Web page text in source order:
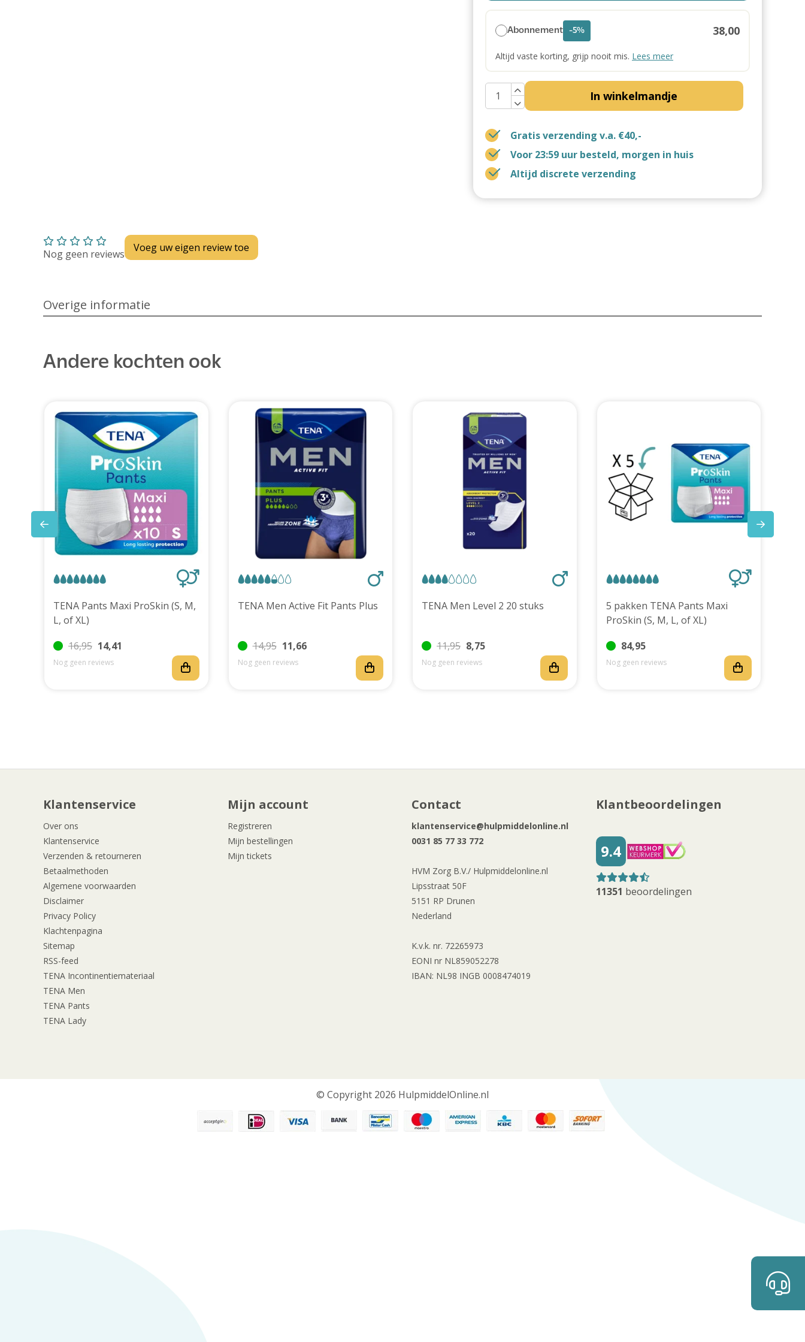
Abonnement -5% 38,00
Altijd vaste korting, grijp nooit mis. Lees meer
In winkelmandje
Gratis verzending v.a. €40,-
Voor 23:59 uur besteld, morgen in huis
Altijd discrete verzending
Nog geen reviews Voeg uw eigen review toe
Overige informatie
Andere kochten ook
TENA Pants Maxi ProSkin (S, M,
L, of XL)
16,95 14,41
Nog geen reviews
TENA Men Active Fit Pants Plus
14,95 11,66
Nog geen reviews
TENA Men Level 2 20 stuks
11,95 8,75
Nog geen reviews
5 pakken TENA Pants Maxi
ProSkin (S, M, L, of XL)
84,95
Nog geen reviews
Klantenservice
Over ons
Klantenservice
Verzenden & retourneren
Betaalmethoden
Algemene voorwaarden
Disclaimer
Privacy Policy
Klachtenpagina
Sitemap
RSS-feed
TENA Incontinentiemateriaal
TENA Men
TENA Pants
TENA Lady
Mijn account
Registreren
Mijn bestellingen
Mijn tickets
Contact
klantenservice@hulpmiddelonline.nl
0031 85 77 33 772
HVM Zorg B.V./ Hulpmiddelonline.nl
Lipsstraat 50F
5151 RP Drunen
Nederland
K.v.k. nr. 72265973
EONI nr NL859052278
IBAN: NL98 INGB 0008474019
Klantbeoordelingen
9.4
11351 beoordelingen
© Copyright 2026 HulpmiddelOnline.nl